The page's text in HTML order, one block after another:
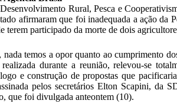
Rural, Pesca e
afirmaram que foi inadequada a ação da
terem participado da morte de dois
temos a opor quanto ao cumprimento
durante a reunião, relevou-se
e construção de propostas que
pelos secretários Elton Scapini, da
que foi divulgada anteontem (10).